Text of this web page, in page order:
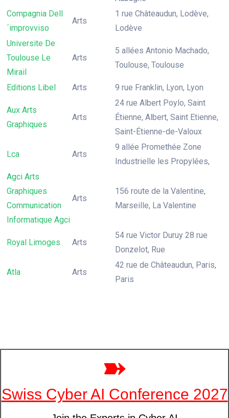
Compagnia Dell
´improvviso
Arts
1 rue Châteaudun, Lodève,
Lodève
Universite De
Toulouse Le
Mirail
Arts
5 allées Antonio Machado,
Toulouse, Toulouse
Editions Libel Arts 9 rue Franklin, Lyon, Lyon
Aux Arts
Graphiques
Arts
24 rue Albert Poylo, Saint
Étienne, Albert, Saint Etienne,
Saint-Étienne-de-Valoux
Lca Arts
9 allée Promethée Zone
Industrielle les Propylées,
Agci Arts
Graphiques
Communication
Informatique Agci
Arts
156 route de la Valentine,
Marseille, La Valentine
Royal Limoges Arts
54 rue Victor Duruy 28 rue
Donzelot, Rue
Atla Arts
42 rue de Châteaudun, Paris,
Paris